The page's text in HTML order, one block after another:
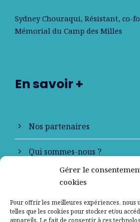
Gérer le
cookies
Pour offrir les meilleures expériences, nous
telles que les cookies pour stocker et/ou
appareils. Le fait de consentir à ces
Sydney Chouraqui, Résistant, co-
Mémorial du Camp des Milles
En savoir +
Nos partenaires
Qui sommes-nous ?
Contactez-nous
Mentions légales